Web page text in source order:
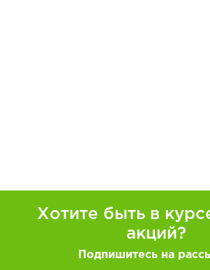
Хотите быть в
акций?
Подпишитесь на